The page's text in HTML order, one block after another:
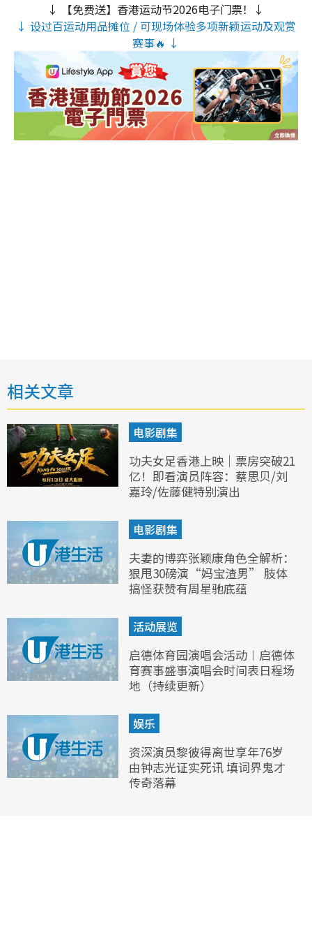
↓ 【免费送】香港运动节2026电子门票！↓
↓ 设过百运动用品摊位 / 可现场体验多项新颖运动及观赏
赛事🔥 ↓
相关文章
电影剧集
功夫女足香港上映｜票房突破21
亿！即看演员阵容：蔡思贝/刘
嘉玲/佐藤健特别演出
电影剧集
夫妻的博弈张颖康角色全解析：
狠甩30磅演“妈宝渣男” 肢体
搞怪获赞有周星驰底蕴
活动展览
启德体育园演唱会活动︱启德体
育赛事盛事演唱会时间表日程场
地（持续更新）
娱乐
资深演员黎彼得离世享年76岁
由钟志光证实死讯 填词界鬼才
传奇落幕